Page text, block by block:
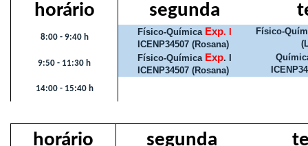
horário segunda
8:00 - 9:40 h
Físico-Química Exp. I
ICENP34507 (Rosana)
Físico-
9:50 - 11:30 h
Físico-Química Exp. I
ICENP34507 (Rosana)
14:00 - 15:40 h
horário segunda